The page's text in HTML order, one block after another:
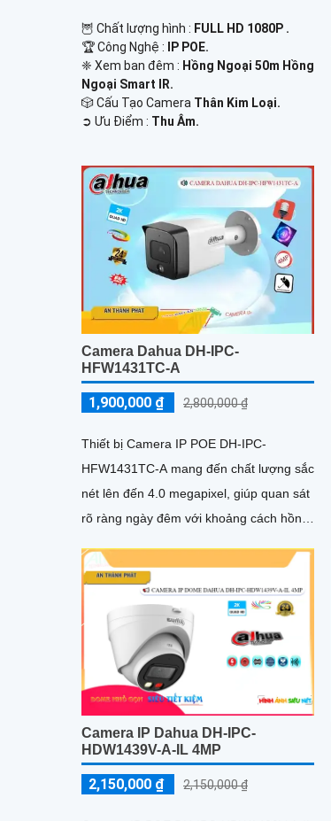
🦉 Chất lượng hình : FULL HD 1080P .
🏆 Công Nghệ :
IP POE.
❈ Xem ban đêm : Hồng Ngoại 50m Hồng
Ngoại Smart IR.
🎲 Cấu Tạo Camera Thân Kim Loại.
️➲ Ưu Điểm : Thu Âm.
Camera Dahua DH-IPC-
HFW1431TC-A
1,900,000 ₫ 2,800,000 ₫
Thiết bị Camera IP POE DH-IPC-
HFW1431TC-A mang đến chất lượng sắc
nét lên đến 4.0 megapixel, giúp quan sát
rõ ràng ngày đêm với khoảng cách hồng
Camera IP Dahua DH-IPC-
HDW1439V-A-IL 4MP
2,150,000 ₫ 2,150,000 ₫